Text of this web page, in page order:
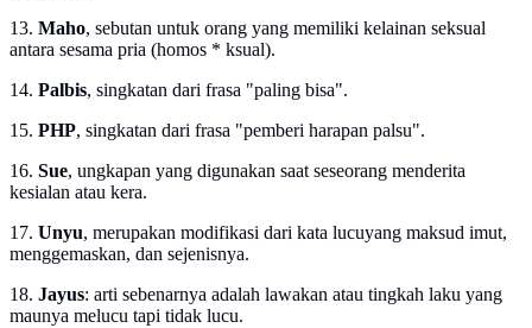
13. Maho, sebutan untuk orang yang memiliki kelainan seksual
antara sesama pria (homos * ksual).
14. Palbis, singkatan dari frasa "paling bisa".
15. PHP, singkatan dari frasa "pemberi harapan palsu".
16. Sue, ungkapan yang digunakan saat seseorang menderita
kesialan atau kera.
17. Unyu, merupakan modifikasi dari kata lucuyang maksud imut,
menggemaskan, dan sejenisnya.
18. Jayus: arti sebenarnya adalah lawakan atau tingkah laku yang
maunya melucu tapi tidak lucu.